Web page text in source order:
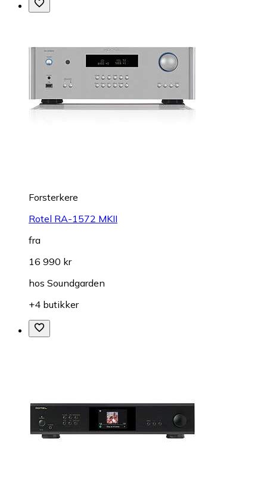
Forsterkere
Rotel RA-1572 MKII
fra
16 990 kr
hos Soundgarden
+4 butikker